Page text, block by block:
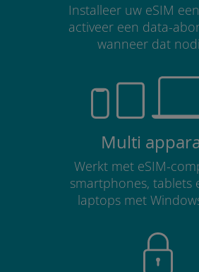
Installeer uw eSIM
activeer een data-
wanneer dat
Multi
Werkt met eSIM-
smartphones, tablets
laptops met